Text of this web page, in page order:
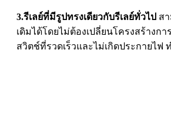
3.รีเลย์ที่มีรูปทรงเดียวกับรีเลย์ทั่วไป ส
เดิมได้โดยไม่ต้องเปลี่ยนโครงสร้างกา
สวิตช์ที่รวดเร็วและไม่เกิดประกายไ